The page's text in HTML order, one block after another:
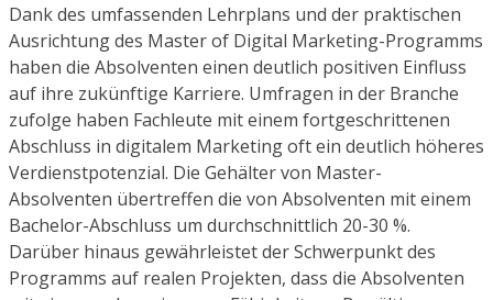
Dank des umfassenden Lehrplans und der praktischen
Ausrichtung des Master of Digital Marketing-Programms
haben die Absolventen einen deutlich positiven Einfluss
auf ihre zukünftige Karriere. Umfragen in der Branche
zufolge haben Fachleute mit einem fortgeschrittenen
Abschluss in digitalem Marketing oft ein deutlich höheres
Verdienstpotenzial. Die Gehälter von Master-
Absolventen übertreffen die von Absolventen mit einem
Bachelor-Abschluss um durchschnittlich 20-30 %.
Darüber hinaus gewährleistet der Schwerpunkt des
Programms auf realen Projekten, dass die Absolventen